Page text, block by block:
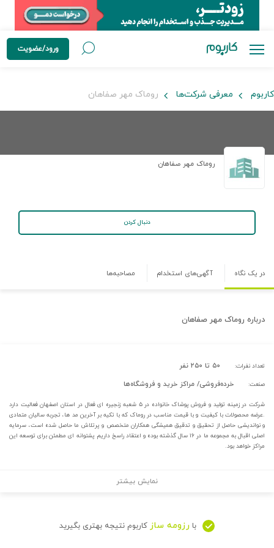
ورود/عضویت
کاربوم معرفی شرکت‌ها روماک مهر صفاهان
روماک مهر صفاهان
دنبال کردن
در یک نگاه آگهی‌های استخدام مصاحبه‌ها
درباره روماک مهر صفاهان
تعداد نفرات: ۵۰ تا ۲۵۰ نفر
صنعت: خرده‌فروشی/ مراکز خرید و فروشگاه‌ها
شرکت در زمینه تولید و فروش پوشاک خانواده در ۵ شعبه زنجیره ای فعال در استان اصفهان فعالیت دارد
.عرضه محصولات با کیفیت و با قیمت مناسب در روماک که با تکیه بر آخرین مد ها، تجربه سالیان متمادی
و نواندیشی حاصل از تحقیق و تدقیق همیشگی همکاران متخصص و پرتلاش ما حاصل شده است، سرمایه
اصلی اقبال به مجموعه ما در ۱۶ سال گذشته بوده و اعتقاد راسخ داریم پشتوانه ای مطمئن برای توسعه این
مراکز خواهد بود.
نمایش بیشتر
با رزومه ساز کاربوم نتیجه بهتری بگیرید